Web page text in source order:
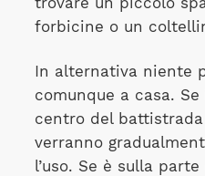
forbicine o un
In alternativa niente
comunque a casa.
centro del
verranno
l’uso. Se è sulla